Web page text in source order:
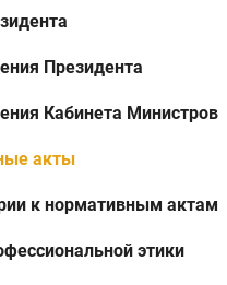
Президента
Кабинета Министров
акты
к нормативным актам
этики